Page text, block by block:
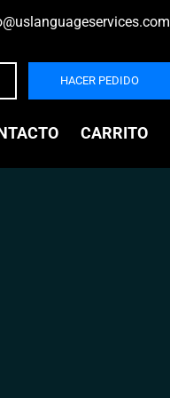
HACER PEDIDO
CARRITO